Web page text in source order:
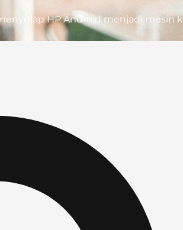
HP Android menjadi mesin